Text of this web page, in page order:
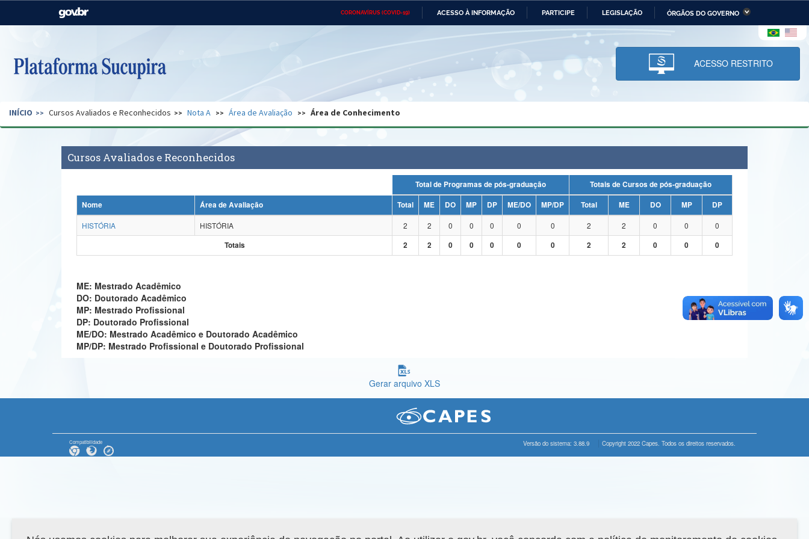
CORONAVÍRUS (COVID-19) ACESSO À INFORMAÇÃO PARTICIPE LEGISLAÇÃO ÓRGÃOS DO GOVERNO
Casa Civil Ministério das Relações Ministério da Economia Ministério da Infraestrutura
Pecuária e Abastecimento
Ministério da Ciência,
Tecnologia, Inovações e
Comunicações
Ministério do Desenvolvimento
Regional e dos Direitos Humanos
Secretaria de Governo Gabinete de Segurança Advocacia-Geral da União Banco Central do Brasil Planalto
ACESSO RESTRITO
INÍCIO Cursos Avaliados e Reconhecidos Nota A Área de Avaliação Área de Conhecimento
Cursos Avaliados e Reconhecidos
Total de Programas de pós-graduação
Totais de Cursos de pós-graduação
Nome
Área de Avaliação Total ME DO MP DP ME/DO MP/DP Total ME DO MP
DP
HISTÓRIA
HISTÓRIA 2 2 0 0 0 0 0 2 2 0 0
0
Totais
2 2 0 0 0 0 0 2 2 0 0 0
ME: Mestrado Acadêmico
DO: Doutorado Acadêmico
MP: Mestrado Profissional
DP: Doutorado Profissional
ME/DO: Mestrado Acadêmico e Doutorado Acadêmico
MP/DP: Mestrado Profissional e Doutorado Profissional
Gerar arquivo XLS
Compatibilidade Versão do sistema: 3.88.9 Copyright 2022 Capes. Todos os direitos reservados.